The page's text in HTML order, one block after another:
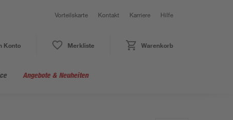
Vorteilskarte Kontakt Karriere Hilfe
Konto Merkliste Warenkorb
Angebote & Neuheiten